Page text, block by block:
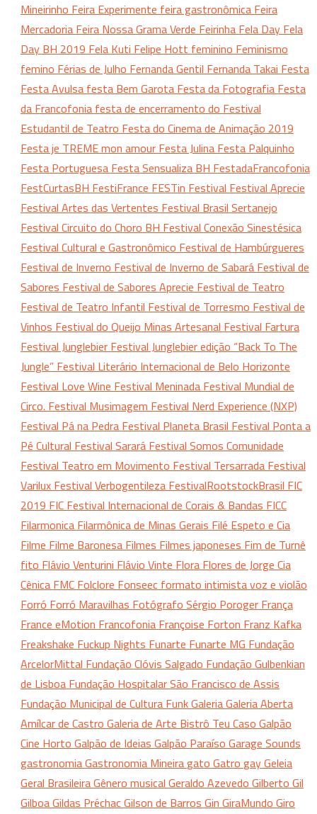
Mineirinho Feira Experimente feira gastronômica Feira
Mercadoria Feira Nossa Grama Verde Feirinha Fela Day Fela
Day BH 2019 Fela Kuti Felipe Hott feminino Feminismo
femino Férias de Julho Fernanda Gentil Fernanda Takai Festa
Festa Avulsa festa Bem Garota Festa da Fotografia Festa
da Francofonia festa de encerramento do Festival
Estudantil de Teatro Festa do Cinema de Animação 2019
Festa je TREME mon amour Festa Julina Festa Palquinho
Festa Portuguesa Festa Sensualiza BH FestadaFrancofonia
FestCurtasBH FestiFrance FESTin Festival Festival Aprecie
Festival Artes das Vertentes Festival Brasil Sertanejo
Festival Circuito do Choro BH Festival Conexão Sinestésica
Festival Cultural e Gastronômico Festival de Hambúrgueres
Festival de Inverno Festival de Inverno de Sabará Festival de
Sabores Festival de Sabores Aprecie Festival de Teatro
Festival de Teatro Infantil Festival de Torresmo Festival de
Vinhos Festival do Queijo Minas Artesanal Festival Fartura
Festival Junglebier Festival Junglebier edição “Back To The
Jungle” Festival Literário Internacional de Belo Horizonte
Festival Love Wine Festival Meninada Festival Mundial de
Circo. Festival Musimagem Festival Nerd Experience (NXP)
Festival Pá na Pedra Festival Planeta Brasil Festival Ponta a
Pé Cultural Festival Sarará Festival Somos Comunidade
Festival Teatro em Movimento Festival Tersarrada Festival
Varilux Festival Verbogentileza FestivalRootstockBrasil FIC
2019 FIC Festival Internacional de Corais & Bandas FICC
Filarmonica Filarmônica de Minas Gerais Filé Espeto e Cia
Filme Filme Baronesa Filmes Filmes japoneses Fim de Turnê
fito Flávio Venturini Flávio Vinte Flora Flores de Jorge Cia
Cênica FMC Folclore Fonseec formato intimista voz e violão
Forró Forró Maravilhas Fotógrafo Sérgio Poroger França
France eMotion Francofonia Françoise Forton Franz Kafka
Freakshake Fuckup Nights Funarte Funarte MG Fundação
ArcelorMittal Fundação Clóvis Salgado Fundação Gulbenkian
de Lisboa Fundação Hospitalar São Francisco de Assis
Fundação Municipal de Cultura FunkGaleriaGaleria Aberta
Amílcar de Castro Galeria de Arte Bistrô Teu Caso Galpão
Cine Horto Galpão de Ideias Galpão Paraíso Garage Sounds
gastronomiaGastronomia Mineiragato Gatro gayGeleia
Geral BrasileiraGênero musical Geraldo Azevedo Gilberto Gil
GilboaGildas PréchacGilson de Barros Gin GiraMundo Giro